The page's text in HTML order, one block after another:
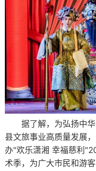
据了解，为弘扬中华
县文旅事业高质量发展
办"欢乐潇湘 幸福慈利
术季，为广大市民和游